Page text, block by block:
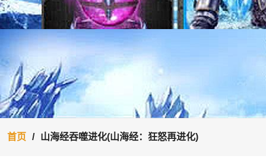
首页 山海经吞噬进化(山海经：狂怒再进化)